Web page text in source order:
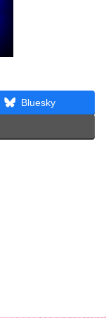
Bluesky